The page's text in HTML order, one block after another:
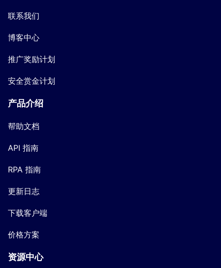
联系我们
博客中心
推广奖励计划
安全赏金计划
产品介绍
帮助文档
API 指南
RPA 指南
更新日志
下载客户端
价格方案
资源中心